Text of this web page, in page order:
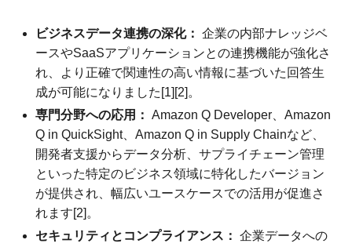
ビジネスデータ連携の深化： 企業の内部ナレッジベ
ースやSaaSアプリケーションとの連携機能が強化さ
れ、より正確で関連性の高い情報に基づいた回答生
成が可能になりました[1][2]。
専門分野への応用： Amazon Q Developer、Amazon
Q in QuickSight、Amazon Q in Supply Chainなど、
開発者支援からデータ分析、サプライチェーン管理
といった特定のビジネス領域に特化したバージョン
が提供され、幅広いユースケースでの活用が促進さ
れます[2]。
セキュリティとコンプライアンス： 企業データへの